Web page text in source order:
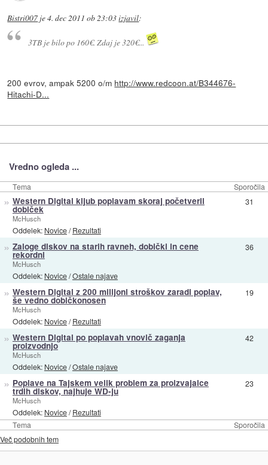
Bistri007 je4. dec 2011 ob 23:03izjavil:
3TB je bilo po 160€. Zdaj je 320€...
200 evrov, ampak 5200 o/m http://www.redcoon.at/B344676-
Hitachi-D...
Vredno ogleda ...
Tema Sporočila
Tema Sporočila
» Western Digital kljub poplavam skoraj početveril
dobiček
McHusch
Oddelek: Novice/Rezultati
31
» Zaloge diskov na starih ravneh, dobički in cene
rekordni
McHusch
Oddelek: Novice/Ostale najave
36
» Western Digital z 200 milijoni stroškov zaradi poplav,
še vedno dobičkonosen
McHusch
Oddelek: Novice/Rezultati
19
» Western Digital po poplavah vnovič zaganja
proizvodnjo
McHusch
Oddelek: Novice/Ostale najave
42
» Poplave na Tajskem velik problem za proizvajalce
trdih diskov, najhuje WD-ju
McHusch
Oddelek: Novice/Rezultati
23
Več podobnih tem